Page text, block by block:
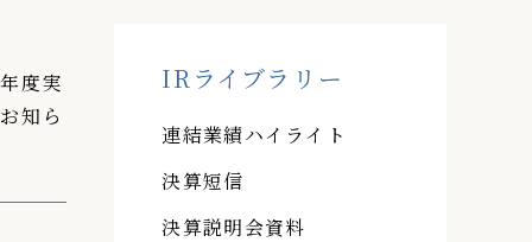
度実
知ら
IRライブラリー
連結業績ハイライト
決算短信
決算説明会資料